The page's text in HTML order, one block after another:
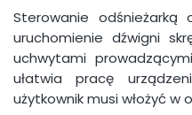
Sterowanie
uruchomienie dźwigni
uchwytami
ułatwia pracę
użytkownik musi włożyć w